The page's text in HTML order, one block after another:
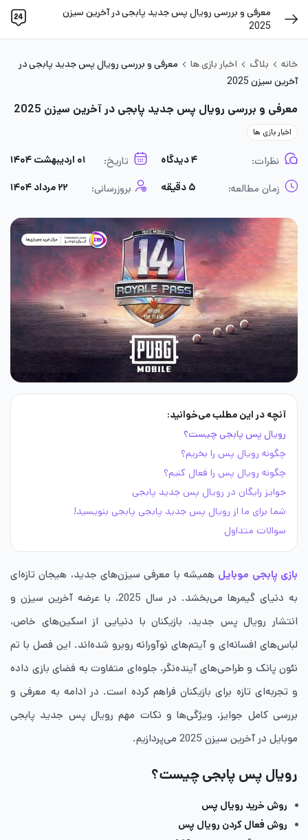
معرفی و بررسی رویال پس جدید پابجی در آخرین سیزن
2025
خانه بلاگ اخبار بازی ها
معرفی و بررسی رویال پس جدید پابجی در
آخرین سیزن 2025
معرفی و بررسی رویال پس جدید پابجی در آخرین سیزن 2025
اخبار بازی ها
نظرات: ۴ دیدگاه تاریخ: ۰۱ اردیبهشت ۱۴۰۴
زمان مطالعه: ۵ دقیقه بروزرسانی: ۲۲ مرداد ۱۴۰۴
آنچه در این مطلب می‌خوانید:
رویال پس پابجی چیست؟
چگونه رویال پس را بخریم؟
چگونه رویال پس را فعال کنیم؟
جوایز رایگان در رویال پس جدید پابجی
شما برای ما از رویال پس جدید پابجی پابجی بنویسید!
سوالات متداول
بازی پابجی موبایل همیشه با معرفی سیزن‌های جدید، هیجان تازه‌ای
به دنیای گیمرها می‌بخشد. در سال 2025، با عرضه آخرین سیزن و
انتشار رویال پس جدید، بازیکنان با دنیایی از اسکین‌های خاص،
لباس‌های افسانه‌ای و آیتم‌های نوآورانه روبرو شده‌اند. این فصل با تم
نئون پانک و طراحی‌های آینده‌نگر، جلوه‌ای متفاوت به فضای بازی داده
و تجربه‌ای تازه برای بازیکنان فراهم کرده است. در ادامه به معرفی و
بررسی کامل جوایز، ویژگی‌ها و نکات مهم رویال پس جدید پابجی
موبایل در آخرین سیزن 2025 می‌پردازیم.
رویال پس پابجی چیست؟
روش خرید رویال پس
روش فعال کردن رویال پس